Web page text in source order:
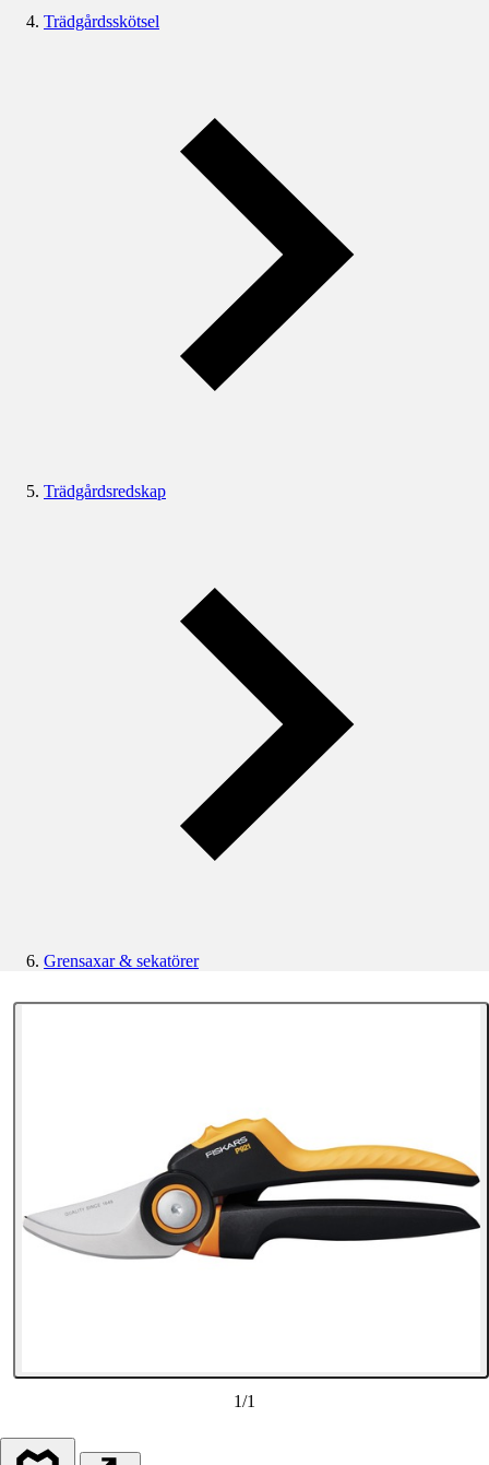
Trädgårdsskötsel
Trädgårdsredskap
Grensaxar & sekatörer
1/1